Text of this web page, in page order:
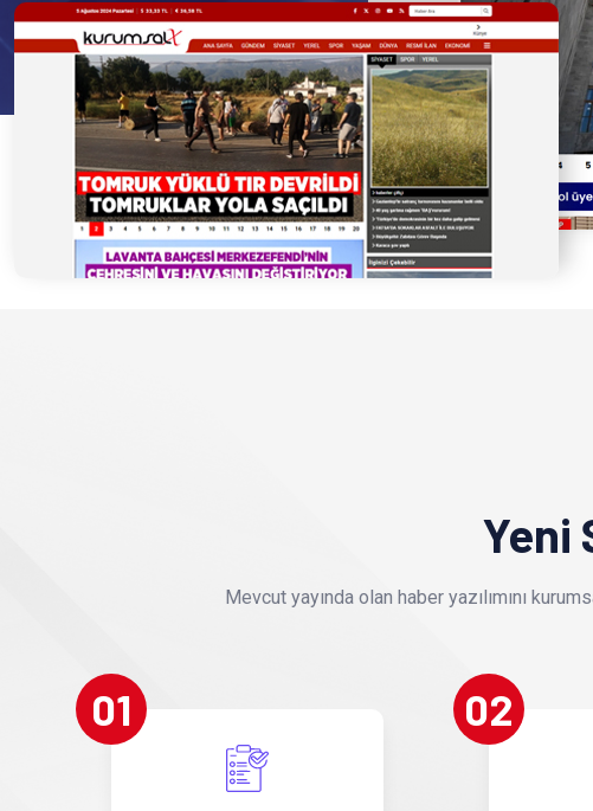
Yeni
Mevcut yayında olan haber yazılımını
01 02